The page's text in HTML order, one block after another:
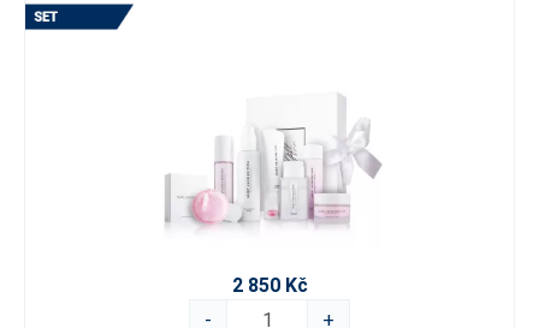
2 850 Kč
-
+